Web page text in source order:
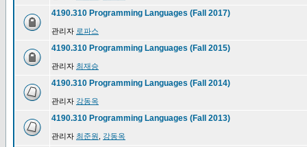
4190.310 Programming Languages (Fall 2017)
관리자 로파스
4190.310 Programming Languages (Fall 2015)
관리자 최재승
4190.310 Programming Languages (Fall 2014)
관리자 강동옥
4190.310 Programming Languages (Fall 2013)
관리자 최준원 강동옥